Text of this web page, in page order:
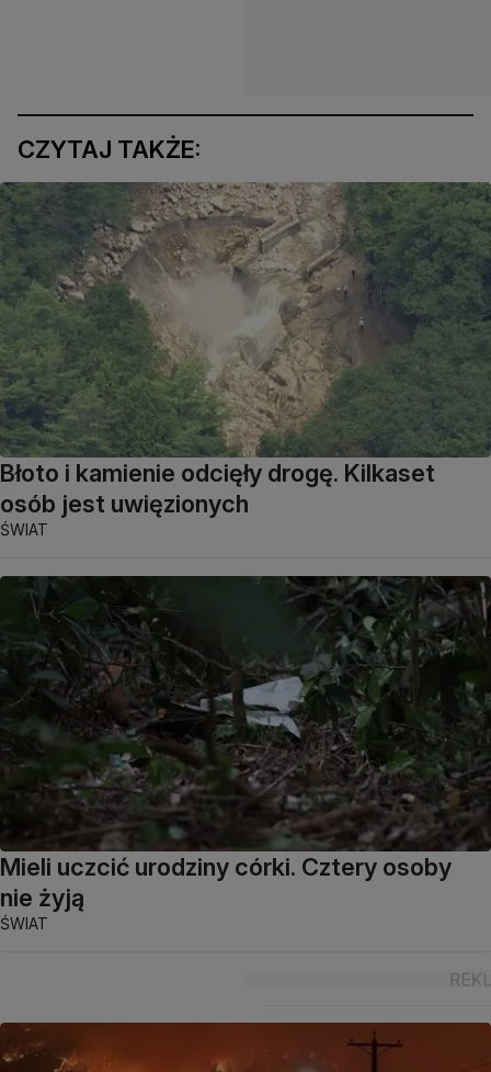
CZYTAJ TAKŻE:
Błoto i kamienie odcięły drogę. Kilkaset
osób jest uwięzionych
ŚWIAT
Mieli uczcić urodziny córki. Cztery osoby
nie żyją
ŚWIAT